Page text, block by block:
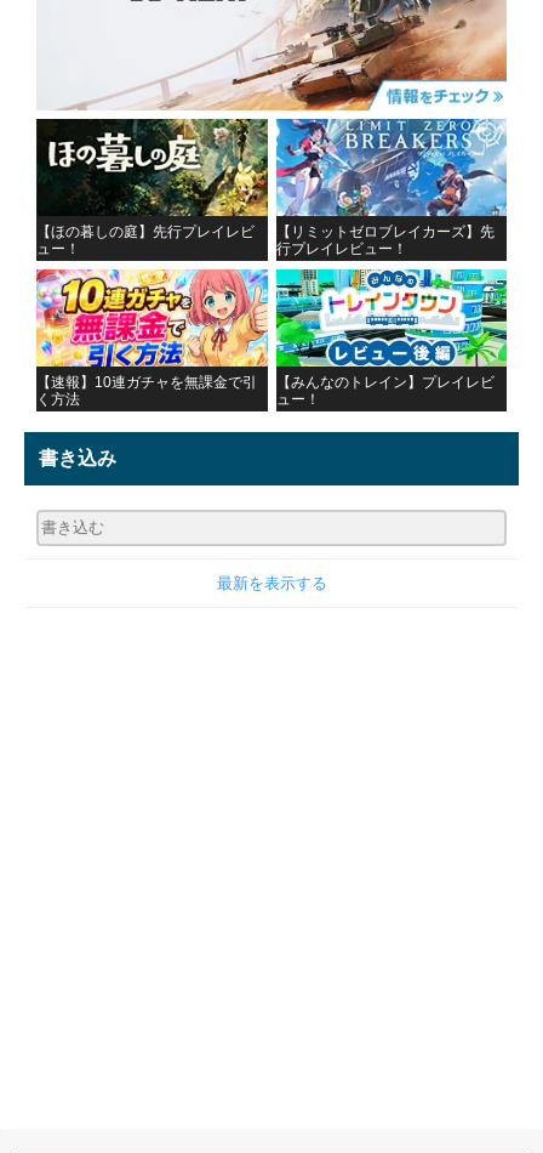
【ほの暮しの庭】先行プレイレビ
ュー！
【リミットゼロブレイカーズ】先
行プレイレビュー！
【速報】10連ガチャを無課金で引
く方法
【みんなのトレイン】プレイレビ
ュー！
書き込み
最新を表示する